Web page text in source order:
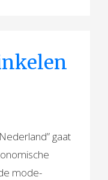
gaat
mode-